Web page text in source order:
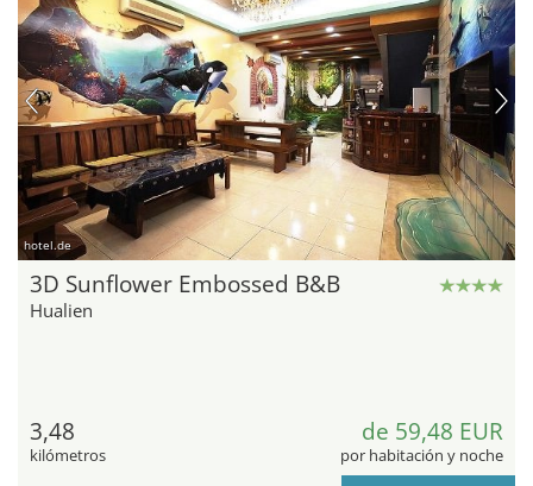
hotel.de
3D Sunflower Embossed B&B
Hualien
3,48
kilómetros
de 59,48 EUR
por habitación y noche